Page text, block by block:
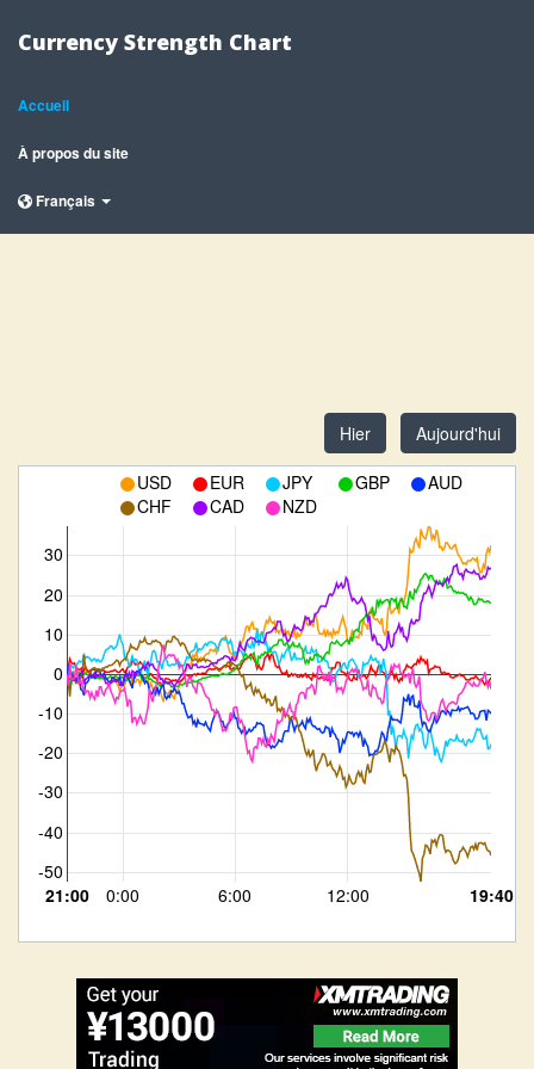
Currency Strength Chart
Accueil
À propos du site
Français
Hier Aujourd'hui
USD EUR JPY GBP
AUD
CHF
CAD NZD
0:00 6:00 12:00
21:00 19:40
-50
-40
-30
-20
-10
0
10
20
30